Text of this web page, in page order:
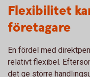
Flexibilitet
företagare
En fördel med
relativt flexibel.
det ge större